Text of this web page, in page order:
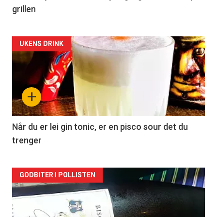
grillen
Forsiden
akkurat
nå
-
2
+
UKENS DRINK
Når du er lei gin tonic, er en pisco sour det du
trenger
Forsiden
akkurat
GODBITER I POLLISTEN